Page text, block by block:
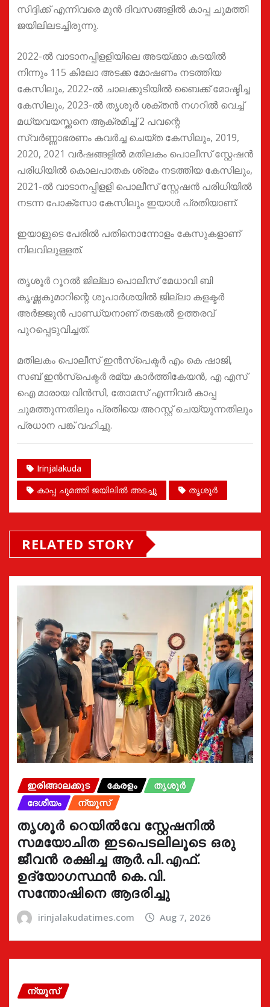
സിദ്ദിക്ക് എന്നിവരെ മുന്‍ ദിവസങ്ങളില്‍ കാപ്പ ചുമത്തി
ജയിലിലടച്ചിരുന്നു.
2022-ല്‍ വാടാനപ്പിളളിയിലെ അടയ്ക്കാ കടയില്‍
നിന്നും 115 കിലോ അടക്ക മോഷണം നടത്തിയ
കേസിലും, 2022-ല്‍ ചാലക്കുടിയില്‍ ബൈക്ക് മോഷ്ടിച്ച
കേസിലും, 2023-ല്‍ തൃശൂര്‍ ശക്തന്‍ നഗറില്‍ വെച്ച്
മധ്യവയസ്ക്കനെ ആക്രമിച്ച് 2 പവന്റെ
സ്വർണ്ണാഭരണം കവര്‍ച്ച ചെയ്ത കേസിലും, 2019,
2020, 2021 വര്‍ഷങ്ങളില്‍ മതിലകം പൊലീസ് സ്റ്റേഷന്‍
പരിധിയില്‍ കൊലപാതക ശ്രമം നടത്തിയ കേസിലും,
2021-ല്‍ വാടാനപ്പിളളി പൊലീസ് സ്റ്റേഷൻ പരിധിയില്‍
നടന്ന പോക്സോ കേസിലും ഇയാൾ പ്രതിയാണ്.
ഇയാളുടെ പേരില്‍ പതിനൊന്നോളം കേസുകളാണ്
നിലവിലുള്ളത്.
തൃശൂര്‍ റൂറല്‍ ജില്ലാ പൊലീസ് മേധാവി ബി
കൃഷ്ണകുമാറിന്റെ ശുപാര്‍ശയില്‍ ജില്ലാ കളക്ടര്‍
അര്‍ജ്ജുന്‍ പാണ്ഡ്യനാണ് തടങ്കല്‍ ഉത്തരവ്
പുറപ്പെടുവിച്ചത്.
മതിലകം പൊലീസ് ഇന്‍സ്പെക്ടര്‍ എം കെ ഷാജി,
സബ് ഇന്‍സ്പെക്ടര്‍ രമ്യ കാര്‍ത്തികേയന്‍, എ എസ്
ഐ മാരായ വിന്‍സി, തോമസ് എന്നിവര്‍ കാപ്പ
ചുമത്തുന്നതിലും പ്രതിയെ അറസ്റ്റ് ചെയ്യുന്നതിലും
പ്രധാന പങ്ക് വഹിച്ചു.
Irinjalakuda
കാപ്പ ചുമത്തി ജയിലിൽ അടച്ചു
തൃശൂർ
RELATED STORY
ഇരിങ്ങാലക്കുട കേരളം
തൃശൂർ
ദേശീയം
ന്യൂസ്
തൃശൂർ റെയിൽവേ സ്റ്റേഷനിൽ
സമയോചിത ഇടപെടലിലൂടെ ഒരു
ജീവൻ രക്ഷിച്ച ആർ.പി.എഫ്.
ഉദ്യോഗസ്ഥൻ കെ.വി.
സന്തോഷിനെ ആദരിച്ചു
irinjalakudatimes.com Aug 7, 2026
ന്യൂസ്